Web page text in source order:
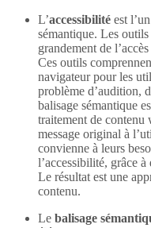
L’accessibilité est
sémantique. Les
grandement de
Ces outils
navigateur pour les
problème d’audition,
balisage sémantique
traitement de contenu
message original à
convienne à leurs
l’accessibilité, grâce
Le résultat est une
contenu.
Le balisage